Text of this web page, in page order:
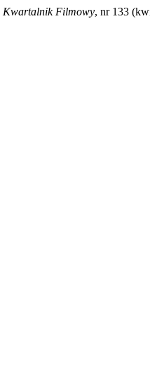
Kwartalnik Filmowy, nr 133